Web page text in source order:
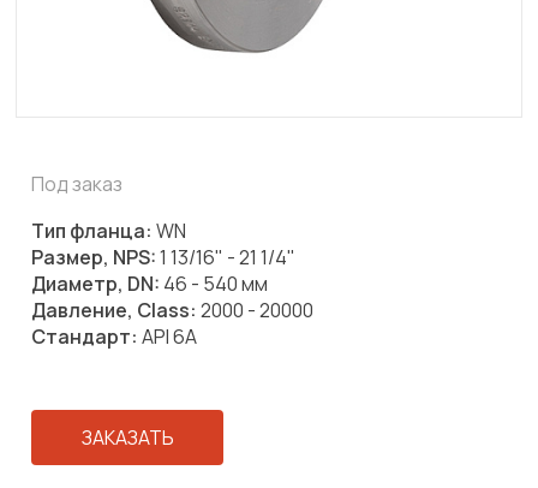
Под заказ
Тип фланца:WN
Размер, NPS:1 13/16" - 21 1/4"
Диаметр, DN: 46 - 540 мм
Давление, Class:2000 - 20000
Стандарт:API 6A
ЗАКАЗАТЬ